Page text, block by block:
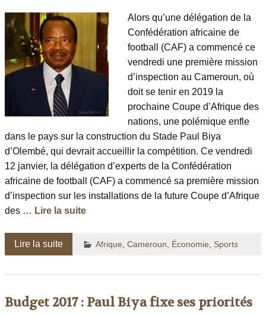
Alors qu’une délégation de la
Confédération africaine de
football (CAF) a commencé ce
vendredi une première mission
d’inspection au Cameroun, où
doit se tenir en 2019 la
prochaine Coupe d’Afrique des
nations, une polémique enfle
dans le pays sur la construction du Stade Paul Biya
d’Olembé, qui devrait accueillir la compétition. Ce vendredi
12 janvier, la délégation d’experts de la Confédération
africaine de football (CAF) a commencé sa première mission
d’inspection sur les installations de la future Coupe d’Afrique
des … Lire la suite
Lire la suite Afrique Cameroun Économie Sports
Budget 2017 : Paul Biya fixe ses priorités